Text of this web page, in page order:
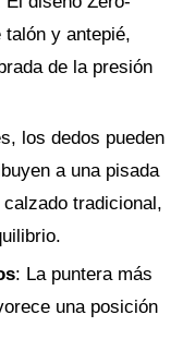
y antepié,
de la presión
los dedos pueden
a una pisada
tradicional,
: La puntera más
una posición